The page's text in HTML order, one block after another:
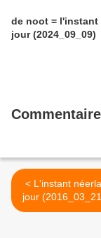
de noot = l'instant
jour (2024_09_09)
< L'instant néerlandais du
jour
week, nieuw